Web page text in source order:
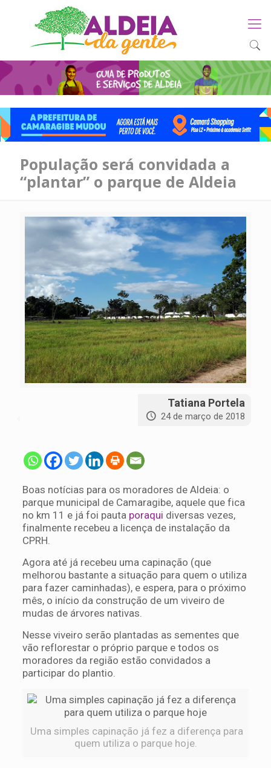
População será convidada a
“plantar” o parque de Aldeia
Tatiana Portela
24 de março de 2018
Boas notícias para os moradores de Aldeia: o
parque municipal de Camaragibe, aquele que fica
no km 11 e já foi pauta poraqui diversas vezes,
finalmente recebeu a licença de instalação da
CPRH.
Agora até já recebeu uma capinação (que
melhorou bastante a situação para quem o utiliza
para fazer caminhadas), e espera, para o próximo
mês, o início da construção de um viveiro de
mudas de árvores nativas.
Nesse viveiro serão plantadas as sementes que
vão reflorestar o próprio parque e todos os
moradores da região estão convidados a
participar do plantio.
Uma simples capinação já fez a diferença para
quem utiliza o parque hoje.